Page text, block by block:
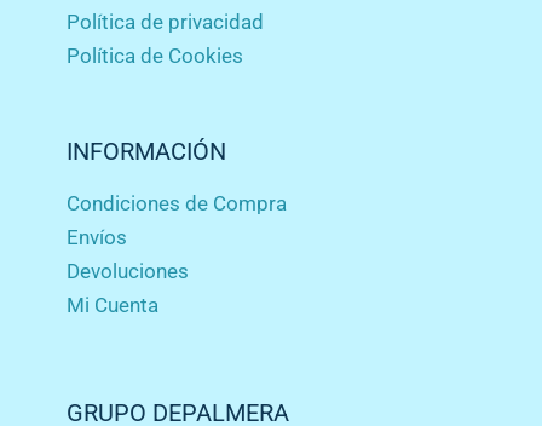
Política de privacidad
Política de Cookies
INFORMACIÓN
Condiciones de Compra
Envíos
Devoluciones
Mi Cuenta
GRUPO DEPALMERA